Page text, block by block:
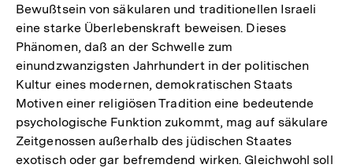
Bewußtsein von säkularen und traditionellen Israeli
eine starke Überlebenskraft beweisen. Dieses
Phänomen, daß an der Schwelle zum
einundzwanzigsten Jahrhundert in der politischen
Kultur eines modernen, demokratischen Staats
Motiven einer religiösen Tradition eine bedeutende
psychologische Funktion zukommt, mag auf säkulare
Zeitgenossen außerhalb des jüdischen Staates
exotisch oder gar befremdend wirken. Gleichwohl soll